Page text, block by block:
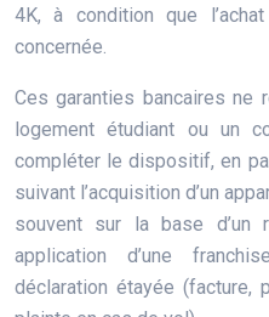
4K, à condition que
concernée.
Ces garanties bancaires ne
logement étudiant ou un
compléter le dispositif, en
suivant l’acquisition d’un
souvent sur la base d’un
application d’une
déclaration étayée (facture,